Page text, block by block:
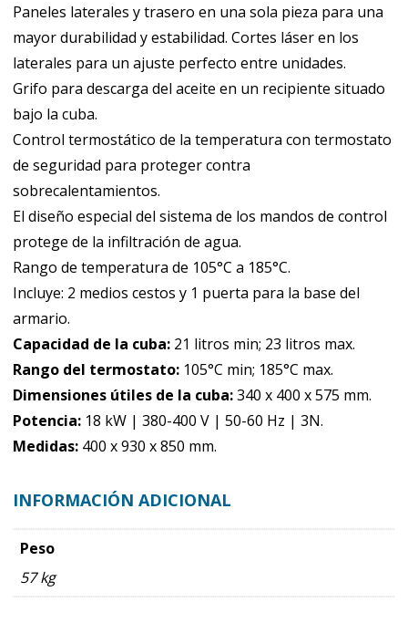
Paneles laterales y trasero en una sola pieza para una
mayor durabilidad y estabilidad. Cortes láser en los
laterales para un ajuste perfecto entre unidades.
Grifo para descarga del aceite en un recipiente situado
bajo la cuba.
Control termostático de la temperatura con termostato
de seguridad para proteger contra
sobrecalentamientos.
El diseño especial del sistema de los mandos de control
protege de la infiltración de agua.
Rango de temperatura de 105°C a 185°C.
Incluye: 2 medios cestos y 1 puerta para la base del
armario.
Capacidad de la cuba: 21 litros min; 23 litros max.
Rango del termostato: 105°C min; 185°C max.
Dimensiones útiles de la cuba:340 x 400 x 575 mm.
Potencia: 18 kW | 380-400 V | 50-60 Hz | 3N.
Medidas: 400 x 930 x 850 mm.
INFORMACIÓN ADICIONAL
Peso
57 kg